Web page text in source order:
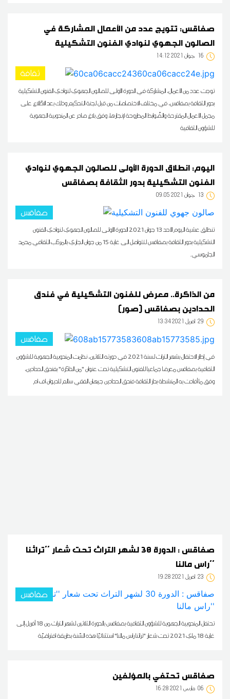
صفاقس: تتويج عدد من الأعمال المشاركة في
الصالون الجهوي لنوادي الفنون التشكيلية
16 14:12 2021 جوان
ثقافة
توجت عدد من الأعمال، المشاركة في الدورة الأولى للصالون الجهوي لنوادي الفنون التشكيلية
بدور الثقافة بصفاقس، في مختلف الاختصاصات من قبل لجنة التحكيم وذلك بعد الاطّلاع على
مجمل الأعمال المقترحة والضّوابط المطروحة لإنجازها، وفق بلاغ صادر عن المندوبية الجهوية
للشؤون الثقافية
اليوم: انطلاق الدورة الأولى للصالون الجهوي لنوادي
الفنون التشكيلية بدور الثقافة بصفاقس
13 09:05 2021 جوان
صفاقس
تنطلق عشية اليوم الأحد 13 جوان 2021 الدورة الأولى للصالون الجهوي لنوادي الفنون
التشكيلية بدور الثقافة بصفاقس لتتواصل الى غاية 15 من جوان الجاري بالمركب الثقافي محمد
الجاموسي.
من الذاكرة.. معرض للفنون التشكيلية في فندق
الحدادين بصفاقس (صور)
29 13:34 2021 أفريل
صفاقس
في إطار الاحتفال بشهر التراث لسنة 2021 في دورته الثلاثين، نظمت المندوبية الجهوية للشؤون
الثقافية بصفاقس معرضا جماعيا للفنون التشكيلية تحت عنوان "من الذاكرة" بفندق الحدادين،
وفق ما أفادت به المنشطة بدار الثقافة فندق الحدادين جيهان الفقي سالم للديوان اف ام
صفاقس : الدورة 30 لشهر التراث تحت شعار ''تراثنا
راس مالنا''
23 19:28 2021 أفريل
صفاقس
تحتفل المندوبية الجهوية للشؤون الثقافية بصفاقس بالدورة الثلاثين لشهر التراث من 18 أفريل إلى
غاية 18 ماي 2021 تحت شعار "تراثنا راس مالنا" استثنائيّا هذه السّنة بطريقة افتراضيّة
صفاقس تحتفي بالمؤلفين
06 16:28 2021 مارس